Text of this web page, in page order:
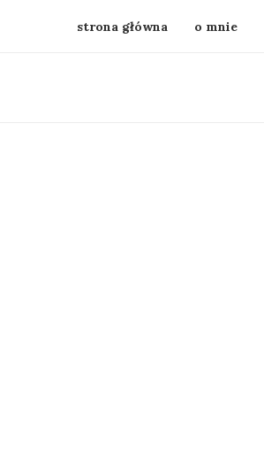
strona główna o mnie